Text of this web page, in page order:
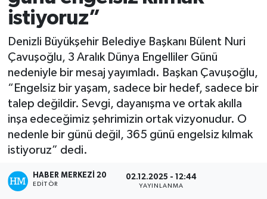
istiyoruz”
Denizli Büyükşehir Belediye Başkanı Bülent Nuri
Çavuşoğlu, 3 Aralık Dünya Engelliler Günü
nedeniyle bir mesaj yayımladı. Başkan Çavuşoğlu,
“Engelsiz bir yaşam, sadece bir hedef, sadece bir
talep değildir. Sevgi, dayanışma ve ortak akılla
inşa edeceğimiz şehrimizin ortak vizyonudur. O
nedenle bir günü değil, 365 günü engelsiz kılmak
istiyoruz” dedi.
HABER MERKEZI 20
EDITÖR
02.12.2025 - 12:44
YAYINLANMA
EKONOMİ
KÜLTÜR SANAT
SPOR
MAGAZİN
ÖZEL HABER
DTO
Tüm Manşetler
Son Dakika Haberleri
Haber Arşivi